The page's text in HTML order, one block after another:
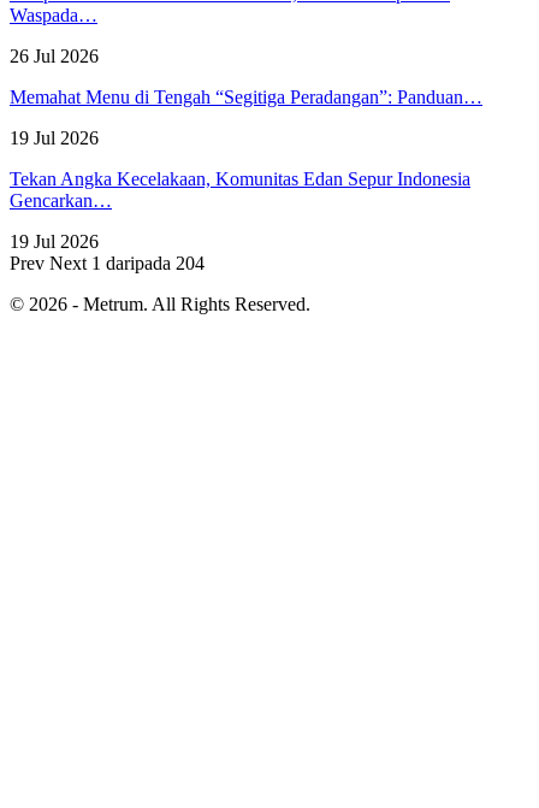
Waspada…
26 Jul 2026
Memahat Menu di Tengah “Segitiga Peradangan”: Panduan…
19 Jul 2026
Tekan Angka Kecelakaan, Komunitas Edan Sepur Indonesia
Gencarkan…
19 Jul 2026
Prev Next 1 daripada 204
© 2026 - Metrum. All Rights Reserved.